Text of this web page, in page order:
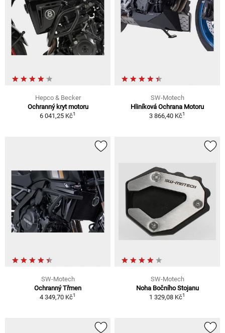
Hepco & Becker
Ochranný kryt motoru
6 041,25 Kč1
SW-Motech
Hliníková Ochrana Motoru
3 866,40 Kč1
SW-Motech
Ochranný Třmen
4 349,70 Kč1
SW-Motech
Noha Bočního Stojanu
1 329,08 Kč1